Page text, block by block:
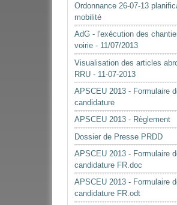
Ordonnance 26-07-13
mobilité
AdG - l'exécution des
voirie - 11/07/2013
Visualisation des articles
RRU - 11-07-2013
APSCEU 2013 - Formulaire
candidature
APSCEU 2013 - Règlement
Dossier de Presse PRDD
APSCEU 2013 - Formulaire
candidature FR.doc
APSCEU 2013 - Formulaire
candidature FR.odt